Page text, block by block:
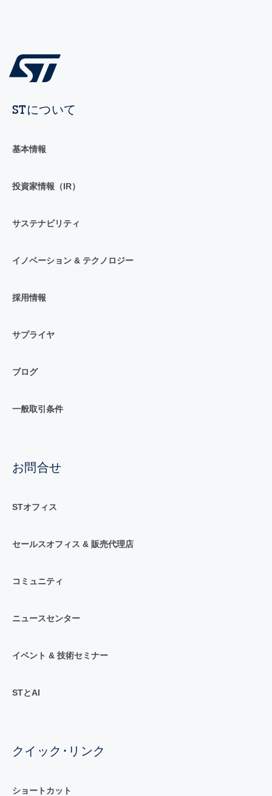
STについて
基本情報
投資家情報（IR）
サステナビリティ
イノベーション & テクノロジー
採用情報
サプライヤ
ブログ
一般取引条件
お問合せ
STオフィス
セールスオフィス & 販売代理店
コミュニティ
ニュースセンター
イベント & 技術セミナー
STとAI
クイック･リンク
ショートカット